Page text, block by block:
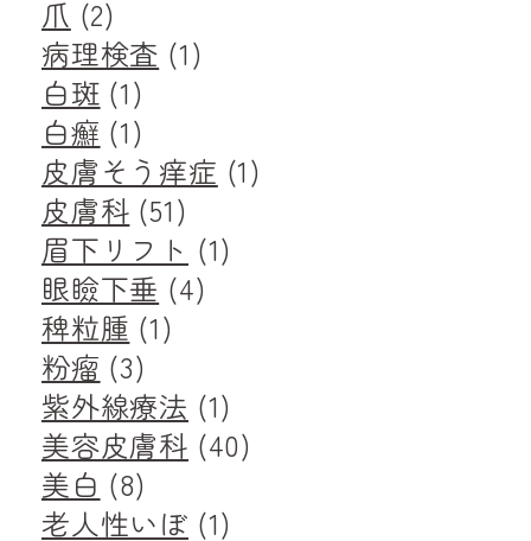
爪 (2)
病理検査 (1)
白斑 (1)
白癬 (1)
皮膚そう痒症 (1)
皮膚科 (51)
眉下リフト (1)
眼瞼下垂 (4)
稗粒腫 (1)
粉瘤 (3)
紫外線療法 (1)
美容皮膚科 (40)
美白 (8)
老人性いぼ (1)